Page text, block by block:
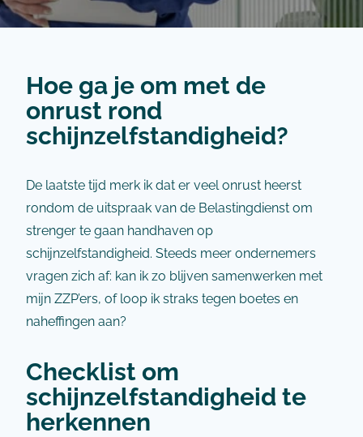
Hoe ga je om met de
onrust rond
schijnzelfstandigheid?
De laatste tijd merk ik dat er veel onrust heerst
rondom de uitspraak van de Belastingdienst om
strenger te gaan handhaven op
schijnzelfstandigheid. Steeds meer ondernemers
vragen zich af: kan ik zo blijven samenwerken met
mijn ZZP’ers, of loop ik straks tegen boetes en
naheffingen aan?
Checklist om
schijnzelfstandigheid te
herkennen